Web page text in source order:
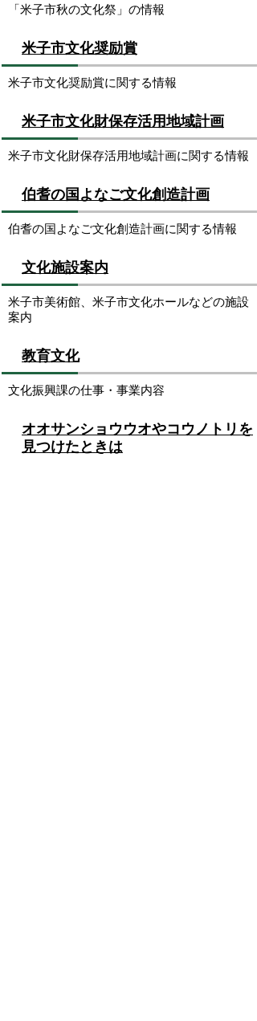
「米子市秋の文化祭」の情報
米子市文化奨励賞
米子市文化奨励賞に関する情報
米子市文化財保存活用地域計画
米子市文化財保存活用地域計画に関する情報
伯耆の国よなご文化創造計画
伯耆の国よなご文化創造計画に関する情報
文化施設案内
米子市美術館、米子市文化ホールなどの施設
案内
教育文化
文化振興課の仕事・事業内容
オオサンショウウオやコウノトリを
見つけたときは